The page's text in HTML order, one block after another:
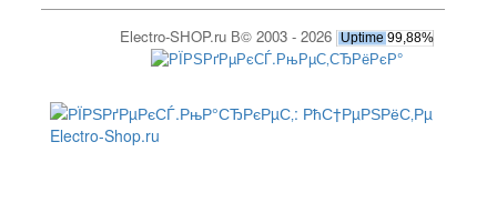
Electro-SHOP.ru В© 2003 - 2026